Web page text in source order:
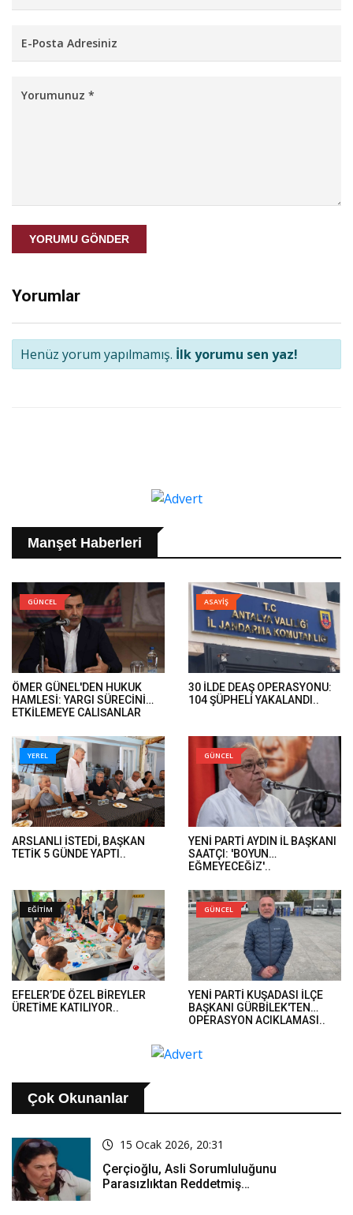
YORUMU GÖNDER
Yorumlar
Henüz yorum yapılmamış. İlk yorumu sen yaz!
Manşet Haberleri
GÜNCEL
ÖMER GÜNEL'DEN HUKUK
HAMLESİ: YARGI SÜRECİNİ
ETKİLEMEYE ÇALIŞANLAR
VERECEK..
ASAYİŞ
30 İLDE DEAŞ OPERASYONU:
104 ŞÜPHELİ YAKALANDI..
YEREL
ARSLANLI İSTEDİ, BAŞKAN
TETİK 5 GÜNDE YAPTI..
GÜNCEL
YENİ PARTİ AYDIN İL BAŞKANI
SAATÇI: 'BOYUN
EĞMEYECEĞİZ'..
EĞİTİM
EFELER’DE ÖZEL BİREYLER
ÜRETİME KATILIYOR..
GÜNCEL
YENİ PARTİ KUŞADASI İLÇE
BAŞKANI GÜRBİLEK'TEN
OPERASYON AÇIKLAMASI..
Çok Okunanlar
15 Ocak 2026, 20:31
Çerçioğlu, Asli Sorumluluğunu
Parasızlıktan Reddetmiş…